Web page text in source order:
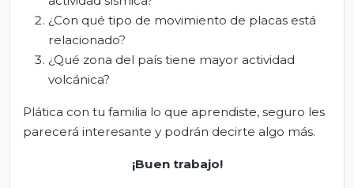
¿Con qué tipo de movimiento de placas está
relacionado?
¿Qué zona del país tiene mayor actividad
volcánica?
Plática con tu familia lo que aprendiste, seguro les
parecerá interesante y podrán decirte algo más.
¡Buen trabajo!